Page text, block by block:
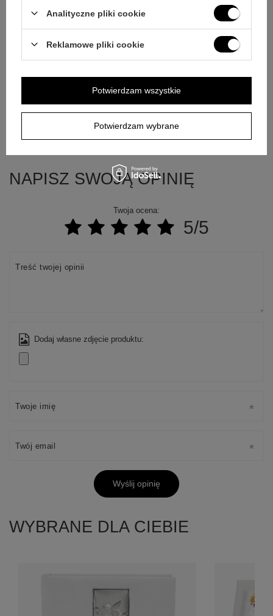
Pytanie
Wyślij
NAPISZ SWOJĄ OPINIĘ
Twoja ocena:
5/5
Treść twojej opinii
Dodaj własne zdjęcie produktu:
Twoje imię
Twój email
Wyślij opinię
WYBRANE DLA CIEBIE
Analityczne pliki cookie
Reklamowe pliki cookie
Potwierdzam wybrane
Potwierdzam wszystkie